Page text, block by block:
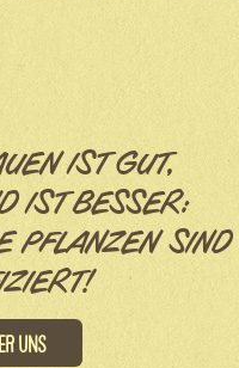
IST GUT,
IST BESSER:
PFLANZEN SIND
uns